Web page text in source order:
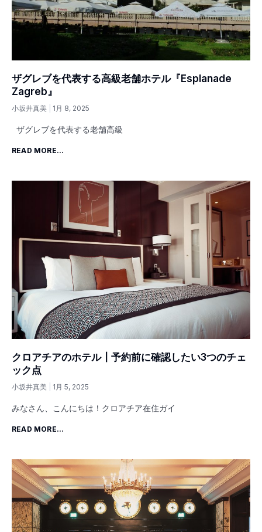
ザグレブを代表する高級老舗ホテル『Esplanade
Zagreb』
小坂井真美 1月 8, 2025
ザグレブを代表する老舗高級
READ MORE...
クロアチアのホテル┃予約前に確認したい3つのチェ
ック点
小坂井真美 1月 5, 2025
みなさん、こんにちは！クロアチア在住ガイ
READ MORE...